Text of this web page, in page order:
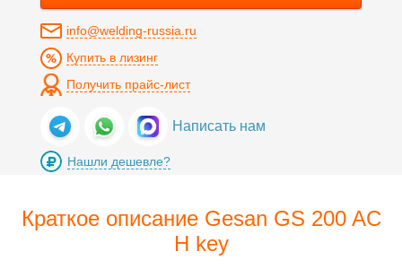
info@welding-russia.ru
Купить в лизинг
Получить прайс-лист
Написать нам
Нашли дешевле?
Краткое описание Gesan GS 200 AC
H key